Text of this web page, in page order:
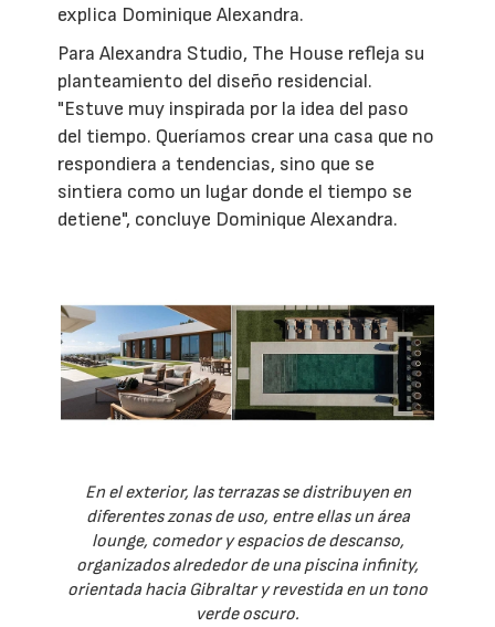
explica Dominique Alexandra.
Para Alexandra Studio, The House refleja su
planteamiento del diseño residencial.
"Estuve muy inspirada por la idea del paso
del tiempo. Queríamos crear una casa que no
respondiera a tendencias, sino que se
sintiera como un lugar donde el tiempo se
detiene", concluye Dominique Alexandra.
En el exterior, las terrazas se distribuyen en
diferentes zonas de uso, entre ellas un área
lounge, comedor y espacios de descanso,
organizados alrededor de una piscina infinity,
orientada hacia Gibraltar y revestida en un tono
verde oscuro.